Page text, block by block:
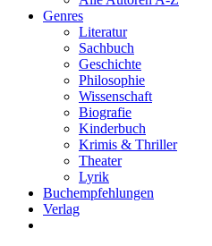
Genres
Literatur
Sachbuch
Geschichte
Philosophie
Wissenschaft
Biografie
Kinderbuch
Krimis & Thriller
Theater
Lyrik
Buchempfehlungen
Verlag